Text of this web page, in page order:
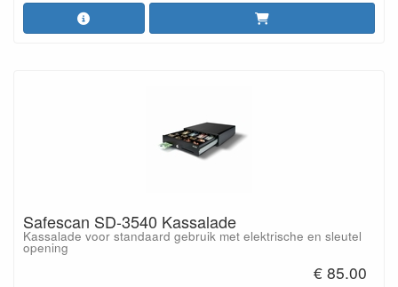
Safescan SD-3540 Kassalade
Kassalade voor standaard gebruik met elektrische en sleutel
opening
€ 85.00